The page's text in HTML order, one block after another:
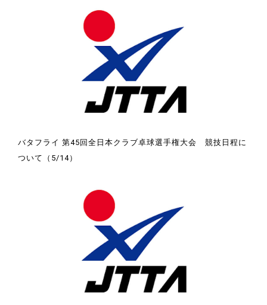
バタフライ 第45回全日本クラブ卓球選手権大会 競技日程に
ついて（5/14）